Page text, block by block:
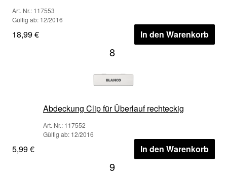
Art. Nr.: 117553
Gültig ab: 12/2016
18,99 € In den Warenkorb
8
Abdeckung Clip für Überlauf rechteckig
Art. Nr.: 117552
Gültig ab: 12/2016
5,99 € In den Warenkorb
9